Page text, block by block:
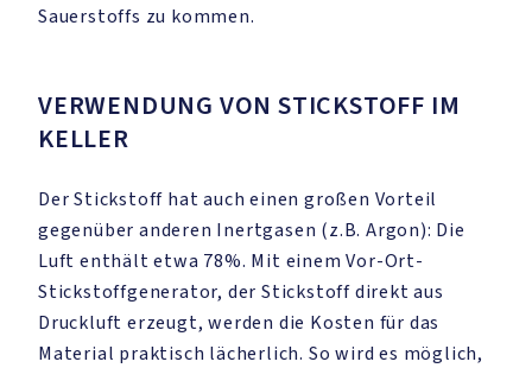
Sauerstoffs zu kommen.
VERWENDUNG VON STICKSTOFF IM
KELLER
Der Stickstoff hat auch einen großen Vorteil
gegenüber anderen Inertgasen (z.B. Argon): Die
Luft enthält etwa 78%. Mit einem Vor-Ort-
Stickstoffgenerator, der Stickstoff direkt aus
Druckluft erzeugt, werden die Kosten für das
Material praktisch lächerlich. So wird es möglich,